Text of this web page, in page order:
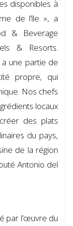
disponibles à
de l’île », a
& Beverage
& Resorts.
a une partie de
propre, qui
Nos chefs
locaux
des plats
du pays,
de la région
Antonio del
par l’œuvre du